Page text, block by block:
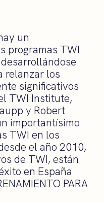
un
programas TWI
relanzar los
significativos
TWI Institute,
y Robert
importantísimo
TWI en los
el año 2010,
de TWI, están
en España
PARA